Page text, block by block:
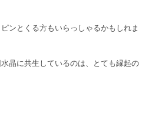
ンとくる方もいらっしゃるかもしれま
晶に共生しているのは、とても縁起の